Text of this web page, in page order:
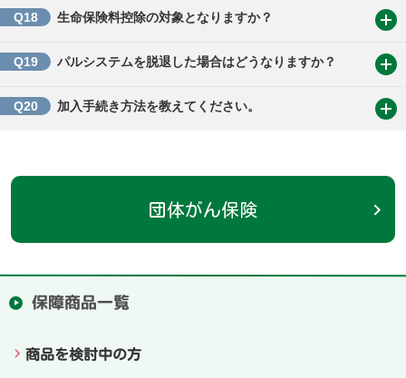
Q18 生命保険料控除の対象となりますか？
Q19 パルシステムを脱退した場合はどうなりますか？
Q20 加入手続き方法を教えてください。
団体がん保険
保障商品一覧
商品を検討中の方